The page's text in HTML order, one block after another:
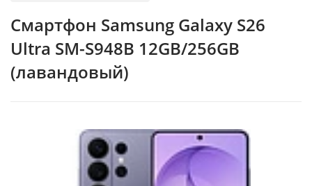
Смартфон Samsung Galaxy S26
Ultra SM-S948B 12GB/256GB
(лавандовый)